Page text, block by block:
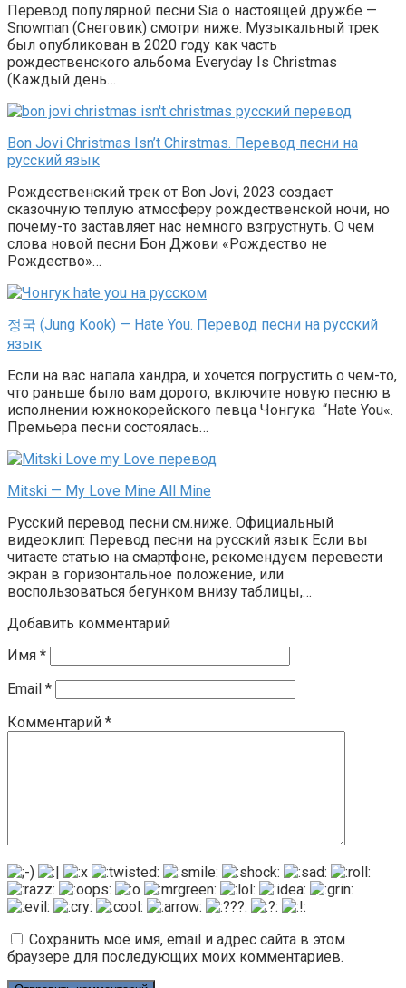
Перевод популярной песни Sia о настоящей дружбе —
Snowman (Снеговик) смотри ниже. Музыкальный трек
был опубликован в 2020 году как часть
рождественского альбома Everyday Is Christmas
(Каждый день…
Bon Jovi Christmas Isn’t Chirstmas. Перевод песни на
русский язык
Рождественский трек от Bon Jovi, 2023 создает
сказочную теплую атмосферу рождественской ночи, но
почему-то заставляет нас немного взгрустнуть. О чем
слова новой песни Бон Джови «Рождество не
Рождество»…
정국 (Jung Kook) — Hate You. Перевод песни на русский
язык
Если на вас напала хандра, и хочется погрустить о чем-то,
что раньше было вам дорого, включите новую песню в
исполнении южнокорейского певца Чонгука “Hate You«.
Премьера песни состоялась…
Mitski — My Love Mine All Mine
Русский перевод песни см.ниже. Официальный
видеоклип: Перевод песни на русский язык Если вы
читаете статью на смартфоне, рекомендуем перевести
экран в горизонтальное положение, или
воспользоваться бегунком внизу таблицы,…
Добавить комментарий
Имя *
Email *
Комментарий *
Сохранить моё имя, email и адрес сайта в этом
браузере для последующих моих комментариев.